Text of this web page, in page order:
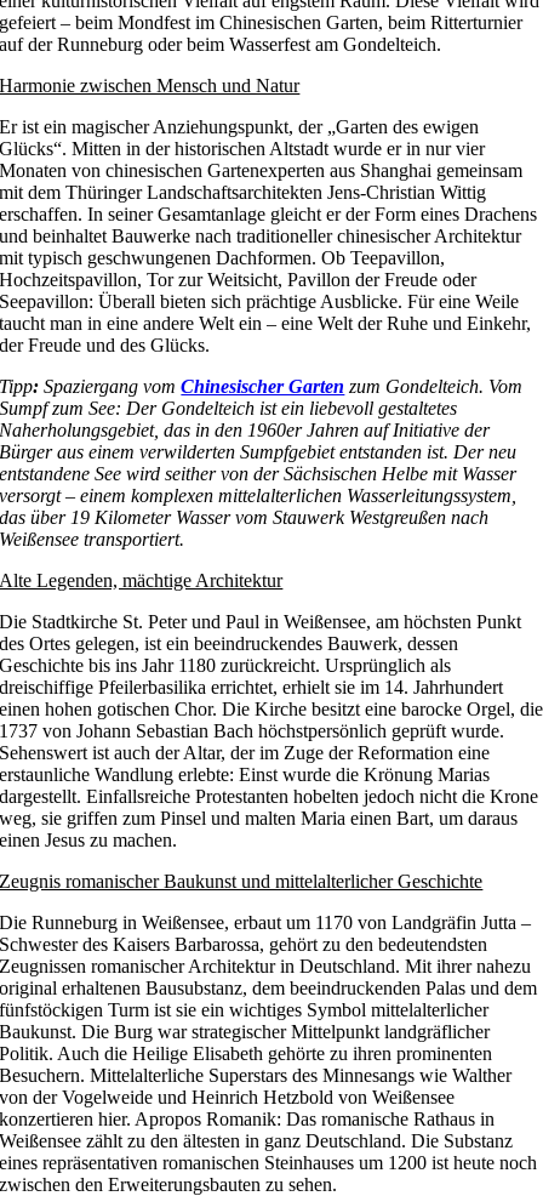
gefeiert – beim Mondfest im Chinesischen Garten, beim Ritterturnier
auf der Runneburg oder beim Wasserfest am Gondelteich.
Harmonie zwischen Mensch und Natur
Er ist ein magischer Anziehungspunkt, der „Garten des ewigen
Glücks“. Mitten in der historischen Altstadt wurde er in nur vier
Monaten von chinesischen Gartenexperten aus Shanghai gemeinsam
mit dem Thüringer Landschaftsarchitekten Jens-Christian Wittig
erschaffen. In seiner Gesamtanlage gleicht er der Form eines Drachens
und beinhaltet Bauwerke nach traditioneller chinesischer Architektur
mit typisch geschwungenen Dachformen. Ob Teepavillon,
Hochzeitspavillon, Tor zur Weitsicht, Pavillon der Freude oder
Seepavillon: Überall bieten sich prächtige Ausblicke. Für eine Weile
taucht man in eine andere Welt ein – eine Welt der Ruhe und Einkehr,
der Freude und des Glücks.
Tipp: Spaziergang vomChinesischer Garten zum Gondelteich. Vom
Sumpf zum See: Der Gondelteich ist ein liebevoll gestaltetes
Naherholungsgebiet, das in den 1960er Jahren auf Initiative der
Bürger aus einem verwilderten Sumpfgebiet entstanden ist. Der neu
entstandene See wird seither von der Sächsischen Helbe mit Wasser
versorgt – einem komplexen mittelalterlichen Wasserleitungssystem,
das über 19 Kilometer Wasser vom Stauwerk Westgreußen nach
Weißensee transportiert.
Alte Legenden, mächtige Architektur
Die Stadtkirche St. Peter und Paul in Weißensee, am höchsten Punkt
des Ortes gelegen, ist ein beeindruckendes Bauwerk, dessen
Geschichte bis ins Jahr 1180 zurückreicht. Ursprünglich als
dreischiffige Pfeilerbasilika errichtet, erhielt sie im 14. Jahrhundert
einen hohen gotischen Chor. Die Kirche besitzt eine barocke Orgel, die
1737 von Johann Sebastian Bach höchstpersönlich geprüft wurde.
Sehenswert ist auch der Altar, der im Zuge der Reformation eine
erstaunliche Wandlung erlebte: Einst wurde die Krönung Marias
dargestellt. Einfallsreiche Protestanten hobelten jedoch nicht die Krone
weg, sie griffen zum Pinsel und malten Maria einen Bart, um daraus
einen Jesus zu machen.
Zeugnis romanischer Baukunst und mittelalterlicher Geschichte
Die Runneburg in Weißensee, erbaut um 1170 von Landgräfin Jutta –
Schwester des Kaisers Barbarossa, gehört zu den bedeutendsten
Zeugnissen romanischer Architektur in Deutschland. Mit ihrer nahezu
original erhaltenen Bausubstanz, dem beeindruckenden Palas und dem
fünfstöckigen Turm ist sie ein wichtiges Symbol mittelalterlicher
Baukunst. Die Burg war strategischer Mittelpunkt landgräflicher
Politik. Auch die Heilige Elisabeth gehörte zu ihren prominenten
Besuchern. Mittelalterliche Superstars des Minnesangs wie Walther
von der Vogelweide und Heinrich Hetzbold von Weißensee
konzertieren hier. Apropos Romanik: Das romanische Rathaus in
Weißensee zählt zu den ältesten in ganz Deutschland. Die Substanz
eines repräsentativen romanischen Steinhauses um 1200 ist heute noch
zwischen den Erweiterungsbauten zu sehen.